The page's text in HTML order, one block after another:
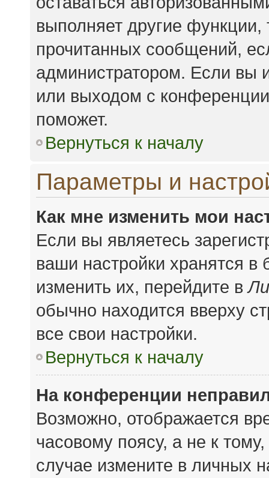
выполняет другие функции,
прочитанных сообщений,
администратором. Если вы
или выходом с
поможет.
Вернуться к началу
Параметры и
Как мне изменить мои
Если вы являетесь
ваши настройки хранятся
изменить их, перейдите в
обычно находится вверху
все свои настройки.
Вернуться к началу
На конференции
Возможно, отображается
часовому поясу, а не к
случае измените в личных